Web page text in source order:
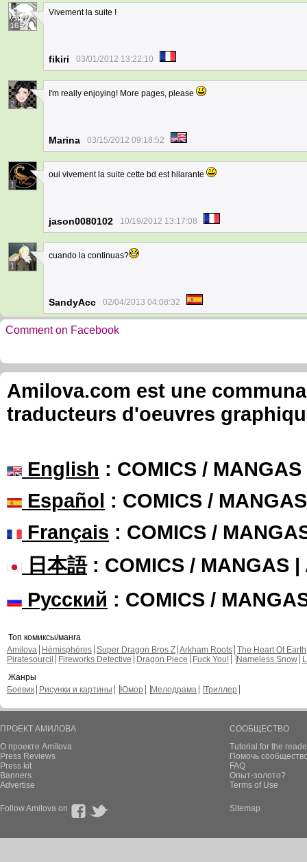
16
Vivement la suite !
fikiri 03/01/2012 13:22:10
2
I'm really enjoying! More pages, please
Marina 03/15/2012 09:18:52
1
oui vivement la suite cette bd est hilarante
jason0080102 10/19/2012 13:17:08
1
cuando la continuas?
SandyAcc 02/04/2013 04:08:32
Comment on Facebook
Amilova.com est une
traducteurs d'oeuvres
English : COMICS /
Español : COMICS /
Français : COMICS /
日本語: COMICS / MANGAS |
Русский : COMICS /
Топ комиксы/манга
Amilova
Hémisphères Super Dragon Bros Z Arkham Roots The Heart Of Earth
Piratesourcil
Fireworks Detective Dragon Piece Fuck You! Nameless Snow
Жанры
Боевик
Рисунки и картины Юмор Мелодрама Триллер
ПРОЕКТ АМИЛОВА
О проекте Amilova
Press Reviews
Press kit
Banners
Advertise
СООБЩЕСТВО
Tutorial for the
Помочь
FAQ
Опыт-золото?
Terms of Use
Follow Amilova on Sitemap